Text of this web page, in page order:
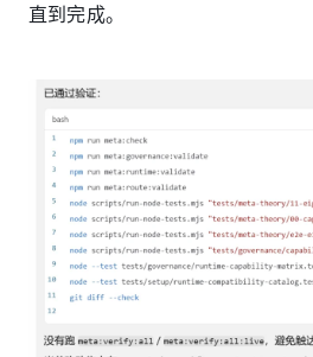
直到完成。